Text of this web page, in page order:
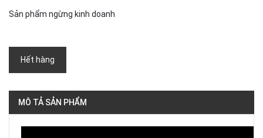
Sản phẩm ngừng kinh doanh
Hết hàng
MÔ TẢ SẢN PHẨM